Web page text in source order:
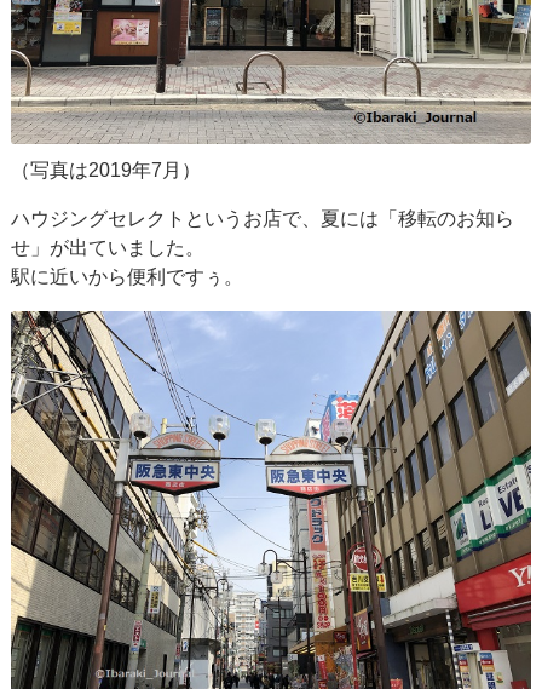
（写真は2019年7月）
ハウジングセレクトというお店で、夏には「移転のお知ら
せ」が出ていました。
駅に近いから便利ですぅ。